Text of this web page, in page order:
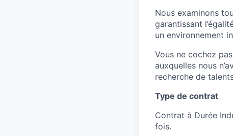
Nous examinons
garantissant
un environnement
Vous ne cochez
auxquelles nous
recherche de
Type de contrat
Contrat à Durée
fois.